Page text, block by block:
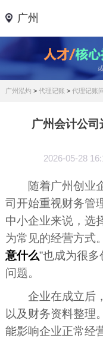
广州
广州泓灼 > 代理记账 > 代理记账
广州会计公
2026-05-28
随着广州创业
司开始重视财务管
中小企业来说，选
为常见的经营方式
意什么”也成为很
问题。
企业在成立后
以及财务资料整理
能影响企业正常经